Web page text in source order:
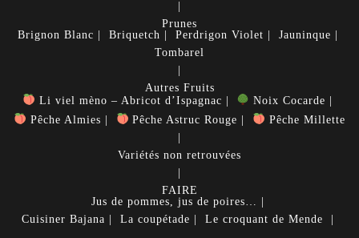
Prunes
Brignon Blanc
Briquetch Perdrigon Violet
Jauninque
Tombarel
Autres Fruits
Li viel mèno – Abricot d’Ispagnac
Noix Cocarde
Pêche Almies
Pêche Astruc Rouge Pêche Millette
Variétés non retrouvées
FAIRE
Jus de pommes, jus de poires…
Cuisiner Bajana La coupétade
Le croquant de Mende